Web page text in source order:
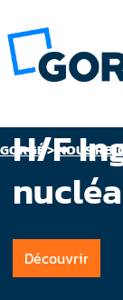
GORGÉ> NOUS
H/F
Découvrir